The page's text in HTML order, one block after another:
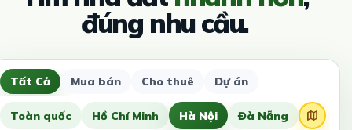
đúng nhu cầu.
Tất Cả Mua bán Cho thuê Dự án
Toàn quốc Hồ Chí Minh Hà Nội Đà Nẵng